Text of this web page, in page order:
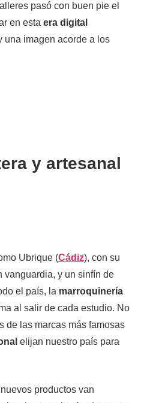
pasó con buen pie el
en esta era digital
una imagen acorde a los
y artesanal
Ubrique (Cádiz), con su
vanguardia, y un sinfín de
el país, la marroquinería
al salir de cada estudio. No
de las marcas más famosas
elijan nuestro país para
productos van